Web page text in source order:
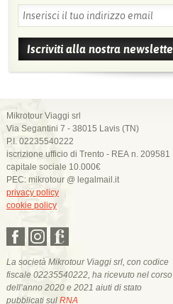
Mikrotour Viaggi srl
Via Segantini 7 - 38015 Lavis (TN)
P.I. 02235540222
iscrizione ufficio di Trento - REA n. 209581
capitale sociale 10.000€
PEC: mikrotour @ legalmail.it
privacy policy
cookie policy
La società Mikrotour Viaggi srl, con codice
fiscale 02235540222, ha ricevuto nel corso
dell’anno 2020 e 2021 aiuti di stato
pubblicati sul RNA